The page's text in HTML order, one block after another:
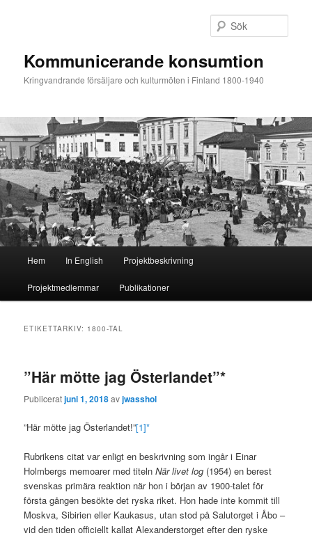
Kommunicerande konsumtion
Kringvandrande försäljare och kulturmöten i Finland 1800-1940
Hem In English Projektbeskrivning
Projektmedlemmar Publikationer
ETIKETTARKIV: 1800-TAL
”Här mötte jag Österlandet”*
Publiceratjuni 1, 2018avjwasshol
”Här mötte jag Österlandet!”[1]*
Rubrikens citat var enligt en beskrivning som ingår i Einar
Holmbergs memoarer med titelnNär livet log (1954) en berest
svenskas primära reaktion när hon i början av 1900-talet för
första gången besökte det ryska riket. Hon hade inte kommit till
Moskva, Sibirien eller Kaukasus, utan stod på Salutorget i Åbo –
vid den tiden officiellt kallat Alexanderstorget efter den ryske